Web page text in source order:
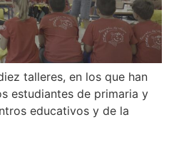
talleres, en los que han
estudiantes de primaria y
educativos y de la